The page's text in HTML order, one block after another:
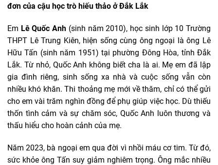
đơn của cậu học trò hiếu thảo ở Đắk Lắk
Em Lê Quốc Anh (sinh năm 2010), học sinh lớp 10 Trường
THPT Lê Trung Kiên, hiện sống cùng ông ngoại là ông Lê
Hữu Tấn (sinh năm 1951) tại phường Đông Hòa, tỉnh Đắk
Lắk. Từ nhỏ, Quốc Anh không biết cha là ai. Mẹ em đã lập
gia đình riêng, sinh sống xa nhà và cuộc sống vẫn còn
nhiều khó khăn. Thi thoảng mẹ mới về thăm, chỉ có thể gửi
cho em vài trăm nghìn đồng để phụ giúp việc học. Dù thiếu
thốn tình cảm và sự chăm sóc, Quốc Anh luôn thương và
thấu hiểu cho hoàn cảnh của mẹ.
Năm 2023, bà ngoại em qua đời vì nhồi máu cơ tim. Từ đó,
sức khỏe ông Tấn suy giảm nghiêm trọng. Ông mắc nhiều